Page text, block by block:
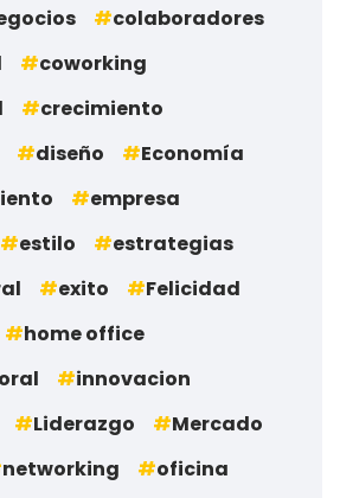
colaboradores
coworking
crecimiento
diseño
Economía
empresa
estilo
estrategias
exito
Felicidad
home office
innovacion
Liderazgo
Mercado
networking
oficina